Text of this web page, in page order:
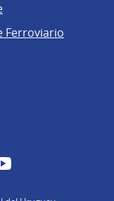
Ferroviario
YouTube